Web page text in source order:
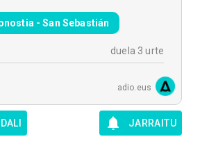
- San Sebastián
duela 3 urte
adio.eus
JARRAITU